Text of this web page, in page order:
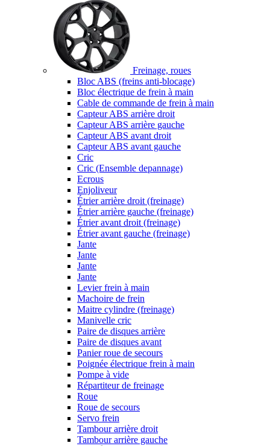
Freinage, roues
Bloc ABS (freins anti-blocage)
Bloc électrique de frein à main
Cable de commande de frein à main
Capteur ABS arrière droit
Capteur ABS arrière gauche
Capteur ABS avant droit
Capteur ABS avant gauche
Cric
Cric (Ensemble depannage)
Ecrous
Enjoliveur
Étrier arrière droit (freinage)
Étrier arrière gauche (freinage)
Étrier avant droit (freinage)
Étrier avant gauche (freinage)
Jante
Jante
Jante
Jante
Levier frein à main
Machoire de frein
Maitre cylindre (freinage)
Manivelle cric
Paire de disques arrière
Paire de disques avant
Panier roue de secours
Poignée électrique frein à main
Pompe à vide
Répartiteur de freinage
Roue
Roue de secours
Servo frein
Tambour arrière droit
Tambour arrière gauche